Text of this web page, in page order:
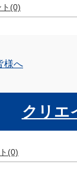
ト(0)
様へ
クリエ
(0)